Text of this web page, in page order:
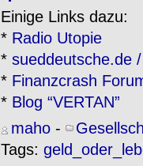
Einige Links dazu:
* Radio Utopie
* sueddeutsche.de
* Finanzcrash
* Blog “VERTAN”
maho-
Tags: